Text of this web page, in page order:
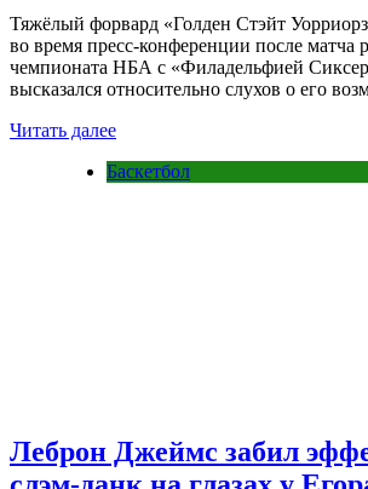
Тяжёлый форвард «Голден Стэйт
во время пресс-конференции после матча
чемпионата НБА с «Филадельфией
высказался относительно слухов о его
Читать далее
Баскетбол
Леброн Джеймс забил